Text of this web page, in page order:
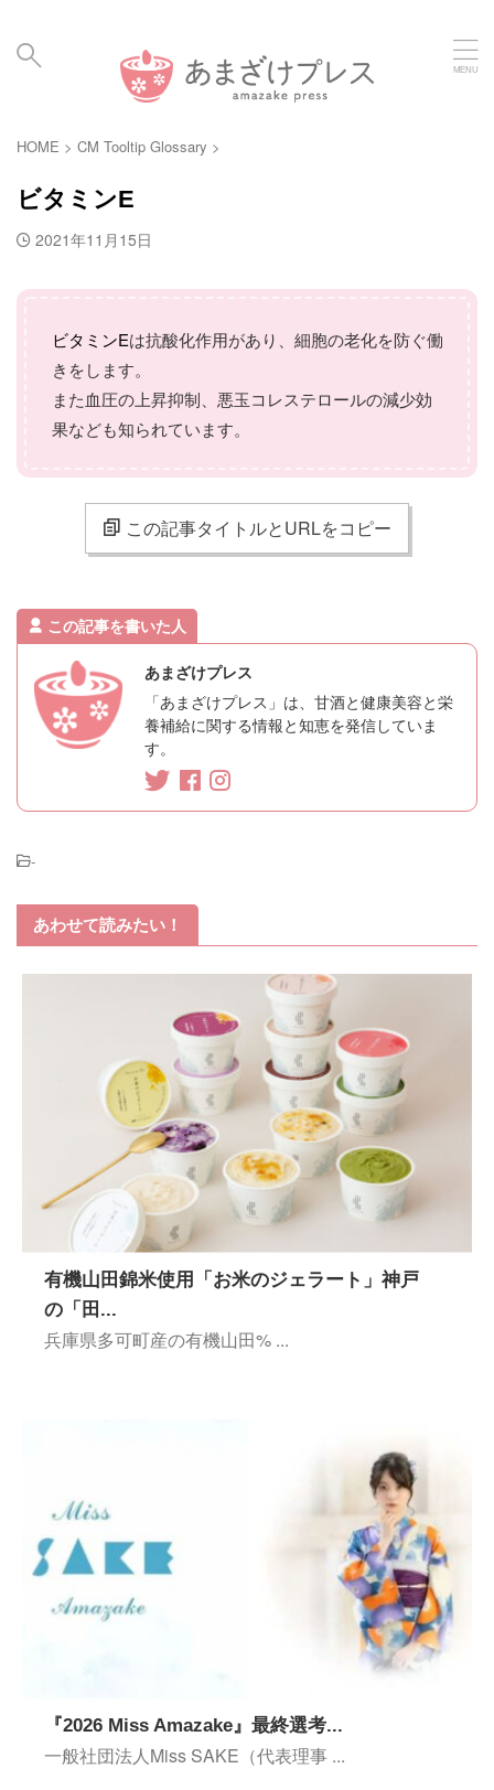
HOME > CM Tooltip Glossary >
ビタミンE
2021年11月15日
ビタミンEは抗酸化作用があり、細胞の老化を防ぐ働
きをします。
また血圧の上昇抑制、悪玉コレステロールの減少効
果なども知られています。
この記事タイトルとURLをコピー
この記事を書いた人
あまざけプレス
「あまざけプレス」は、甘酒と健康美容と栄
養補給に関する情報と知恵を発信していま
す。
-
あわせて読みたい！
有機山田錦米使用「お米のジェラート」神戸
の「田...
兵庫県多可町産の有機山田% ...
『2026 Miss Amazake』最終選考...
一般社団法人Miss SAKE（代表理事 ...